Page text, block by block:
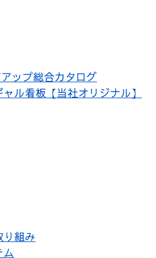
ップ総合カタログ
ャル看板【当社オリジナル】
り組み